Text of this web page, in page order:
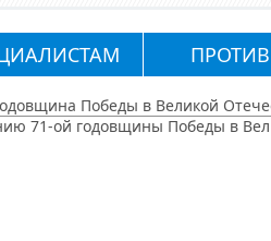
Победы в Великой
71-ой годовщины Победы в